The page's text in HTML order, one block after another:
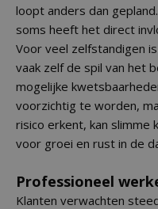
loopt anders dan
soms heeft het direct
Voor veel zelfstandigen
vaak zelf de spil van het
mogelijke
voorzichtig te worden,
risico erkent, kan slimme
voor groei en rust in de
Professioneel
Klanten verwachten